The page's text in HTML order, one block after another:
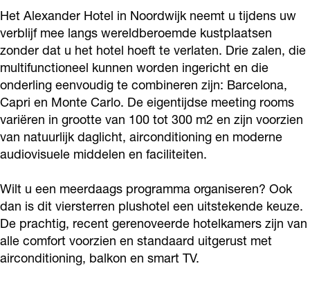
H
o
t
e
l
|
M
e
t
i
n
g
e
r
H
o
t
e
l
|
e
e
t
i
d
e
r
H
o
t
e
l
M
e
e
t
H
o
t
e
l
|
M
e
t
i
n
g
n
d
e
r
H
o
t
e
|
M
e
e
Het Alexander Hotel in Noordwijk neemt u tijdens uw
verblijf mee langs wereldberoemde kustplaatsen
zonder dat u het hotel hoeft te verlaten. Drie zalen, die
multifunctioneel kunnen worden ingericht en die
onderling eenvoudig te combineren zijn: Barcelona,
Capri en Monte Carlo. De eigentijdse meeting rooms
variëren in grootte van 100 tot 300 m2 en zijn voorzien
van natuurlijk daglicht, airconditioning en moderne
audiovisuele middelen en faciliteiten.
Wilt u een meerdaags programma organiseren? Ook
dan is dit viersterren plushotel een uitstekende keuze.
De prachtig, recent gerenoveerde hotelkamers zijn van
alle comfort voorzien en standaard uitgerust met
airconditioning, balkon en smart TV.